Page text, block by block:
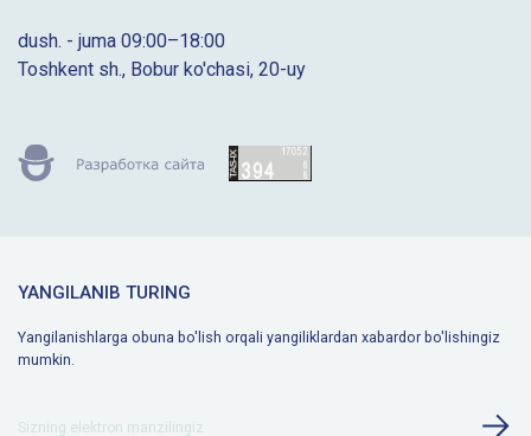
dush. - juma 09:00–18:00
Toshkent sh., Bobur ko'chasi, 20-uy
YANGILANIB TURING
Yangilanishlarga obuna bo'lish orqali yangiliklardan xabardor bo'lishingiz
mumkin.